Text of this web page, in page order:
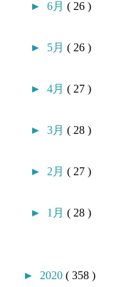
►6月( 26 )
► 5月( 26 )
►4月( 27 )
►3月( 28 )
► 2月( 27 )
► 1月( 28 )
► 2020( 358 )